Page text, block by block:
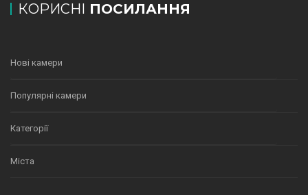
КОРИСНІ ПОСИЛАННЯ
Нові камери
Популярні камери
Категорії
Міста